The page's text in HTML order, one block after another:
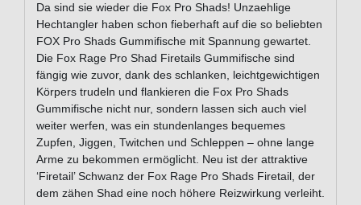
Da sind sie wieder die Fox Pro Shads! Unzaehlige
Hechtangler haben schon fieberhaft auf die so beliebten
FOX Pro Shads Gummifische mit Spannung gewartet.
Die Fox Rage Pro Shad Firetails Gummifische sind
fängig wie zuvor, dank des schlanken, leichtgewichtigen
Körpers trudeln und flankieren die Fox Pro Shads
Gummifische nicht nur, sondern lassen sich auch viel
weiter werfen, was ein stundenlanges bequemes
Zupfen, Jiggen, Twitchen und Schleppen – ohne lange
Arme zu bekommen ermöglicht. Neu ist der attraktive
‘Firetail’ Schwanz der Fox Rage Pro Shads Firetail, der
dem zähen Shad eine noch höhere Reizwirkung verleiht.